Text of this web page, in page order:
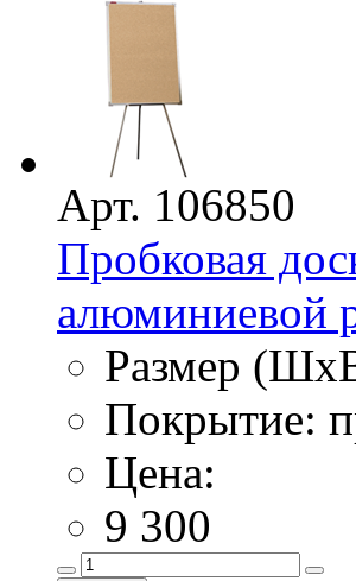
Арт. 106850
Пробковая
алюминиевой
Размер
Покрытие:
Цена:
9 300